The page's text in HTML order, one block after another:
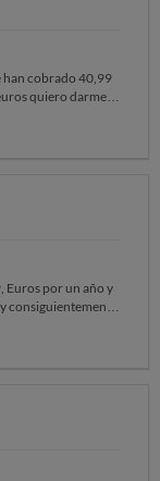
han cobrado 40,99
quiero darme